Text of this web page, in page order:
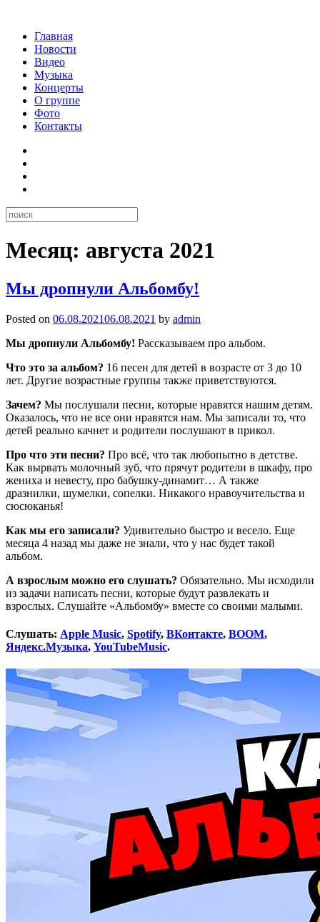
Главная
Новости
Видео
Музыка
Концерты
О группе
Фото
Контакты
Месяц: августа 2021
Мы дропнули Альбомбу!
Posted on 06.08.202106.08.2021 by admin
Мы дропнули Альбомбу! Рассказываем про альбом.
Что это за альбом? 16 песен для детей в возрасте от 3 до 10
лет. Другие возрастные группы также приветствуются.
Зачем? Мы послушали песни, которые нравятся нашим детям.
Оказалось, что не все они нравятся нам. Мы записали то, что
детей реально качнет и родители послушают в прикол.
Про что эти песни? Про всё, что так любопытно в детстве.
Как вырвать молочный зуб, что прячут родители в шкафу, про
жениха и невесту, про бабушку-динамит… А также
дразнилки, шумелки, сопелки. Никакого нравоучительства и
сюсюканья!
Как мы его записали? Удивительно быстро и весело. Еще
месяца 4 назад мы даже не знали, что у нас будет такой
альбом.
А взрослым можно его слушать? Обязательно. Мы исходили
из задачи написать песни, которые будут развлекать и
взрослых. Слушайте «Альбомбу» вместе со своими малыми.
Слушать: Apple Music, Spotify, ВКонтакте, BOOM,
Яндекс.Музыка, YouTubeMusic.